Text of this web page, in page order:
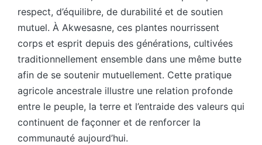
respect, d’équilibre, de durabilité et de soutien
mutuel. À Akwesasne, ces plantes nourrissent
corps et esprit depuis des générations, cultivées
traditionnellement ensemble dans une même butte
afin de se soutenir mutuellement. Cette pratique
agricole ancestrale illustre une relation profonde
entre le peuple, la terre et l’entraide des valeurs qui
continuent de façonner et de renforcer la
communauté aujourd’hui.